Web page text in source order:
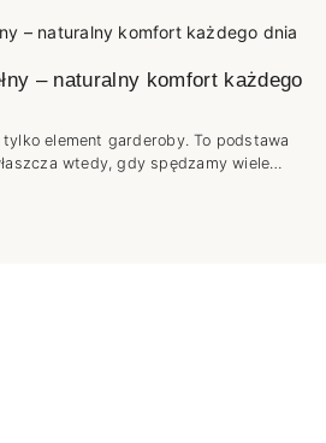
– naturalny komfort każdego
element garderoby. To podstawa
wtedy, gdy spędzamy wiele